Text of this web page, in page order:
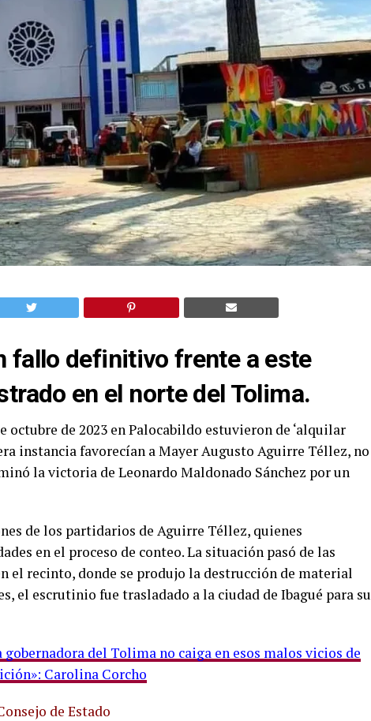
fallo definitivo frente a este
en el norte del Tolima.
octubre de 2023 en Palocabildo estuvieron de ‘alquilar
instancia favorecían a Mayer Augusto Aguirre Téllez, no
la victoria de Leonardo Maldonado Sánchez por un
de los partidarios de Aguirre Téllez, quienes
en el proceso de conteo. La situación pasó de las
el recinto, donde se produjo la destrucción de material
el escrutinio fue trasladado a la ciudad de Ibagué para su
gobernadora del Tolima no caiga en esos malos vicios de
Carolina Corcho
de Estado